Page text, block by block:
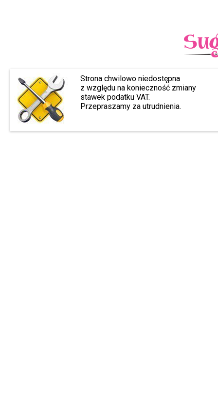
Strona chwilowo niedostępna
z względu na konieczność zmiany
stawek podatku VAT.
Przepraszamy za utrudnienia.